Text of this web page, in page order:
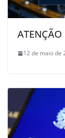
ATENÇÃO
12 de maio de